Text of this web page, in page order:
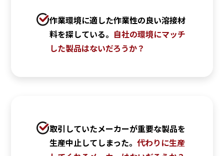
作業環境に適した作業性の良い溶接材
料を探している。 自社の環境にマッチ
した製品はないだろうか？
取引していたメーカーが重要な製品を
生産中止してしまった。代わりに生産